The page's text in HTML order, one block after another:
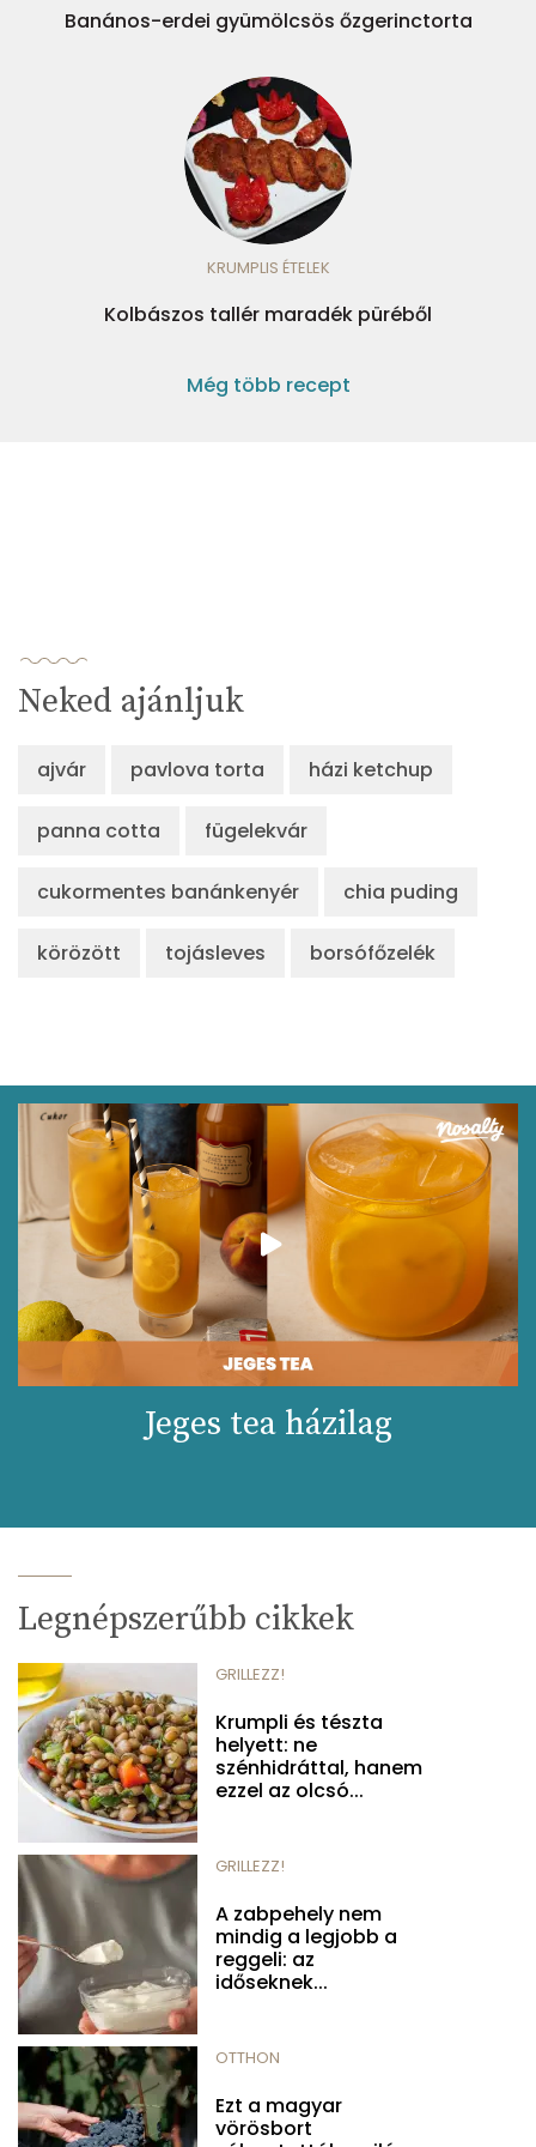
Banános-erdei gyümölcsös őzgerinctorta
KRUMPLIS ÉTELEK
Kolbászos tallér maradék püréből
Még több recept
Neked ajánljuk
ajvár pavlova torta házi ketchup
panna cotta fügelekvár
cukormentes banánkenyér chia puding
körözött tojásleves borsófőzelék
Jeges tea házilag
Legnépszerűbb cikkek
GRILLEZZ!
Krumpli és tészta
helyett: ne
szénhidráttal, hanem
ezzel az olcsó...
GRILLEZZ!
A zabpehely nem
mindig a legjobb a
reggeli: az
időseknek...
OTTHON
Ezt a magyar
vörösbort